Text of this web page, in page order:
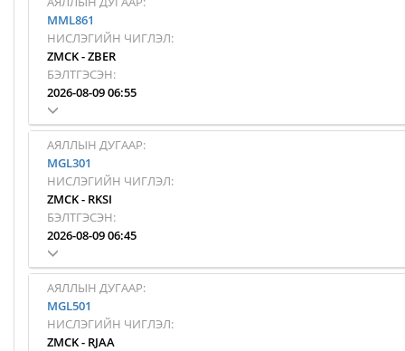
MML861
НИСЛЭГИЙН ЧИГЛЭЛ:
ZMCK-ZBER
БЭЛТГЭСЭН:
2026-08-09 06:55
АЯЛЛЫН ДУГААР:
MGL301
НИСЛЭГИЙН ЧИГЛЭЛ:
ZMCK- RKSI
БЭЛТГЭСЭН:
2026-08-09 06:45
АЯЛЛЫН ДУГААР:
MGL501
НИСЛЭГИЙН ЧИГЛЭЛ:
ZMCK- RJAA